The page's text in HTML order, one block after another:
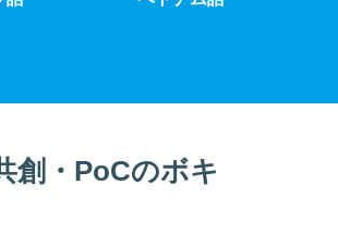
創・PoCのボキ